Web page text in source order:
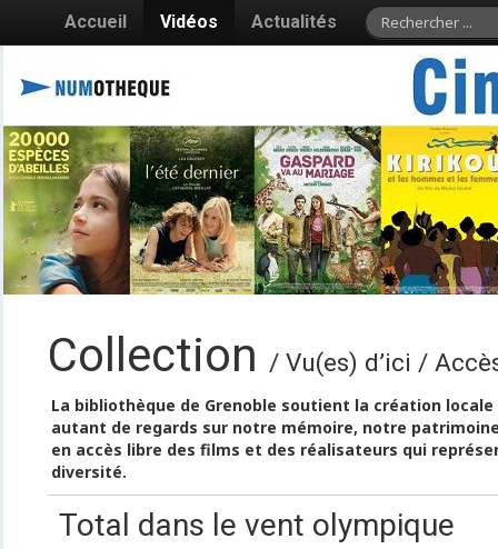
Accueil Vidéos Actualités
Collection / Vu(es) d’ici /
La bibliothèque de Grenoble soutient la création
autant de regards sur notre mémoire, notre
en accès libre des films et des réalisateurs qui
diversité.
Total dans le vent olympique